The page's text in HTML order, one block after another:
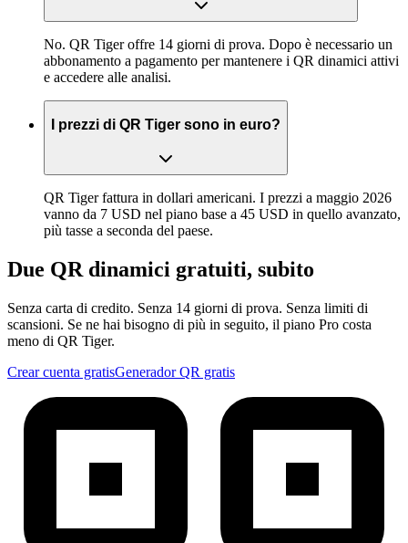
No. QR Tiger offre 14 giorni di prova. Dopo è necessario un
abbonamento a pagamento per mantenere i QR dinamici attivi
e accedere alle analisi.
I prezzi di QR Tiger sono in euro?
QR Tiger fattura in dollari americani. I prezzi a maggio 2026
vanno da 7 USD nel piano base a 45 USD in quello avanzato,
più tasse a seconda del paese.
Due QR dinamici gratuiti, subito
Senza carta di credito. Senza 14 giorni di prova. Senza limiti di
scansioni. Se ne hai bisogno di più in seguito, il piano Pro costa
meno di QR Tiger.
Crear cuenta gratisGenerador QR gratis